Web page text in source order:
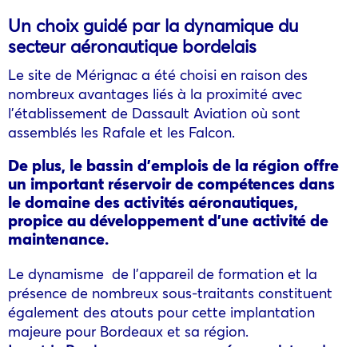
Un choix guidé par la dynamique du
secteur aéronautique bordelais
Le site de Mérignac a été choisi en raison des
nombreux avantages liés à la proximité avec
l’établissement de Dassault Aviation où sont
assemblés les Rafale et les Falcon.
De plus, le bassin d’emplois de la région offre
un important réservoir de compétences dans
le domaine des activités aéronautiques,
propice au développement d’une activité de
maintenance.
Le dynamisme de l’appareil de formation et la
présence de nombreux sous-traitants constituent
également des atouts pour cette implantation
majeure pour Bordeaux et sa région.